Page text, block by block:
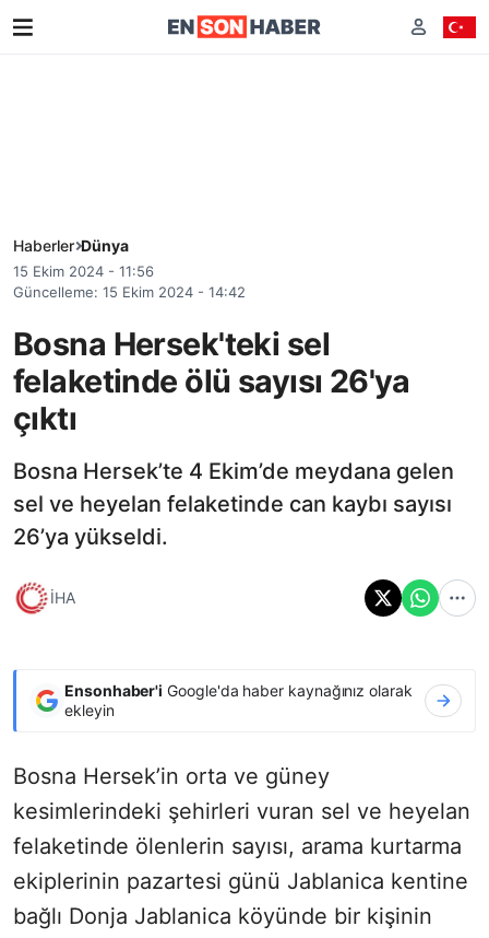
Haberler Dünya
15 Ekim 2024 - 11:56
Güncelleme: 15 Ekim 2024 - 14:42
Bosna Hersek'teki sel
felaketinde ölü sayısı 26'ya
çıktı
Bosna Hersek’te 4 Ekim’de meydana gelen
sel ve heyelan felaketinde can kaybı sayısı
26’ya yükseldi.
İHA
Ensonhaber'i Google'da haber kaynağınız olarak
ekleyin
Bosna Hersek’in orta ve güney
kesimlerindeki şehirleri vuran sel ve heyelan
felaketinde ölenlerin sayısı, arama kurtarma
ekiplerinin pazartesi günü Jablanica kentine
bağlı Donja Jablanica köyünde bir kişinin